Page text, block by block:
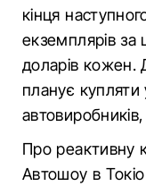
кінця
екземплярів за
доларів кожен.
планує
Про реактивну
Автошоу в